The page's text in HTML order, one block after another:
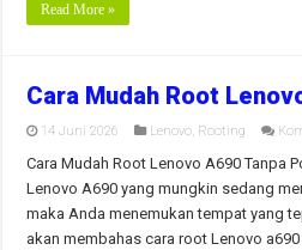
Read More »
Cara Mudah Root
14 Juni 2026 Lenovo, Rooting
Cara Mudah Root Lenovo A690 Tanpa
Lenovo A690 yang mungkin sedang
maka Anda menemukan tempat yang
akan membahas cara root Lenovo